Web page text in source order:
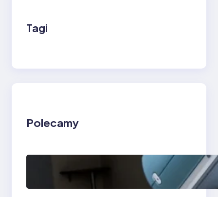
Tagi
Polecamy
magnetyczny w
Lesznie i Zielonej